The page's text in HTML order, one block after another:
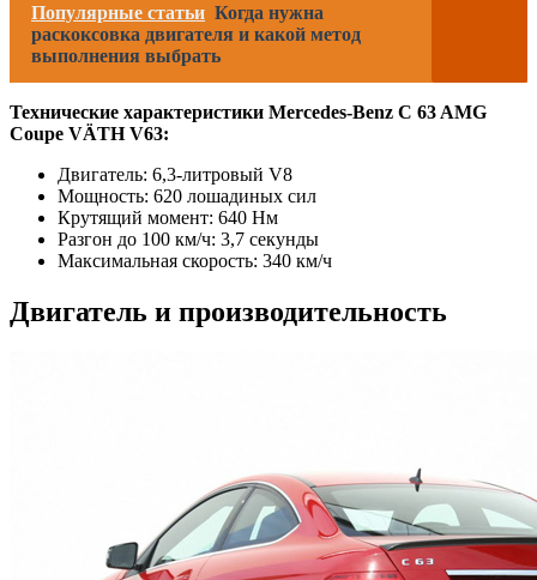
Популярные статьи Когда нужна
раскоксовка двигателя и какой метод
выполнения выбрать
Технические характеристики Mercedes-Benz C 63 AMG
Coupe VÄTH V63:
Двигатель: 6,3-литровый V8
Мощность: 620 лошадиных сил
Крутящий момент: 640 Нм
Разгон до 100 км/ч: 3,7 секунды
Максимальная скорость: 340 км/ч
Двигатель и производительность